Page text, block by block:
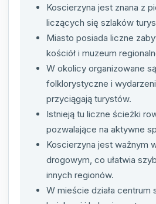
Koscierzyna jest znana z
liczących się szlaków
Miasto posiada liczne
kościół i muzeum
W okolicy organizowane
folklorystyczne i
przyciągają turystów.
Istnieją tu liczne ścieżki
pozwalające na aktywne
Koscierzyna jest ważnym
drogowym, co ułatwia
innych regionów.
W mieście działa centrum